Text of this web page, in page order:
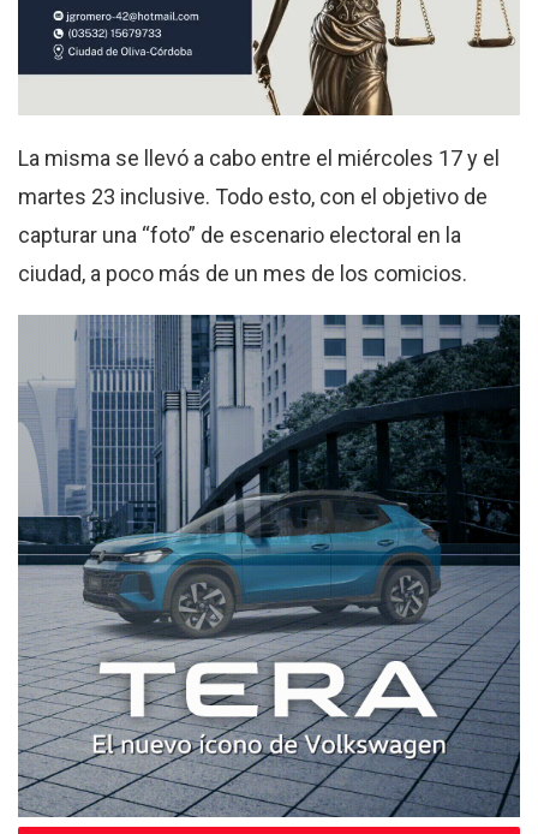
La misma se llevó a cabo entre el miércoles 17 y el
martes 23 inclusive. Todo esto, con el objetivo de
capturar una “foto” de escenario electoral en la
ciudad, a poco más de un mes de los comicios.